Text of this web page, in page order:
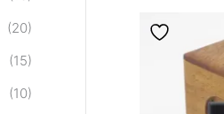
(20)
(15)
(10)